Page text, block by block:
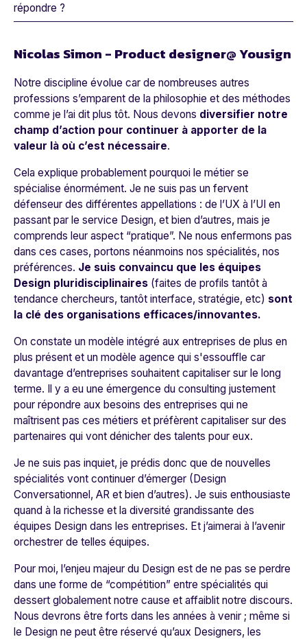
répondre ?
Nicolas Simon - Product designer@ Yousign
Notre discipline évolue car de nombreuses autres
professions s’emparent de la philosophie et des méthodes
comme je l’ai dit plus tôt. Nous devons diversifier notre
champ d’action pour continuer à apporter de la
valeur là où c’est nécessaire.
Cela explique probablement pourquoi le métier se
spécialise énormément. Je ne suis pas un fervent
défenseur des différentes appellations : de l’UX à l’UI en
passant par le service Design, et bien d’autres, mais je
comprends leur aspect “pratique”. Ne nous enfermons pas
dans ces cases, portons néanmoins nos spécialités, nos
préférences. Je suis convaincu que les équipes
Design pluridisciplinaires (faites de profils tantôt à
tendance chercheurs, tantôt interface, stratégie, etc) sont
la clé des organisations efficaces/innovantes.
On constate un modèle intégré aux entreprises de plus en
plus présent et un modèle agence qui s'essouffle car
davantage d’entreprises souhaitent capitaliser sur le long
terme. Il y a eu une émergence du consulting justement
pour répondre aux besoins des entreprises qui ne
maîtrisent pas ces métiers et préfèrent capitaliser sur des
partenaires qui vont dénicher des talents pour eux.
Je ne suis pas inquiet, je prédis donc que de nouvelles
spécialités vont continuer d’émerger (Design
Conversationnel, AR et bien d’autres). Je suis enthousiaste
quand à la richesse et la diversité grandissante des
équipes Design dans les entreprises. Et j’aimerai à l’avenir
orchestrer de telles équipes.
Pour moi, l’enjeu majeur du Design est de ne pas se perdre
dans une forme de “compétition” entre spécialités qui
dessert globalement notre cause et affaiblit notre discours.
Nous devrons être forts dans les années à venir ; même si
le Design ne peut être réservé qu’aux Designers, les